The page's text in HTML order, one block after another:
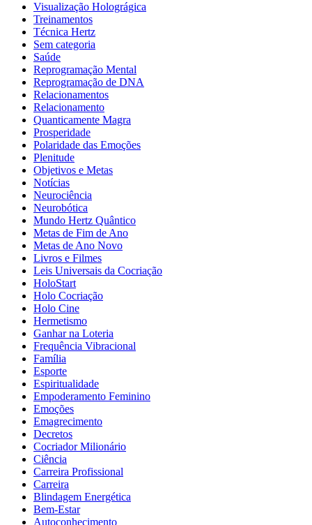
Visualização Holográgica
Treinamentos
Técnica Hertz
Sem categoria
Saúde
Reprogramação Mental
Reprogramação de DNA
Relacionamentos
Relacionamento
Quanticamente Magra
Prosperidade
Polaridade das Emoções
Plenitude
Objetivos e Metas
Notícias
Neurociência
Neurobótica
Mundo Hertz Quântico
Metas de Fim de Ano
Metas de Ano Novo
Livros e Filmes
Leis Universais da Cocriação
HoloStart
Holo Cocriação
Holo Cine
Hermetismo
Ganhar na Loteria
Frequência Vibracional
Família
Esporte
Espiritualidade
Empoderamento Feminino
Emoções
Emagrecimento
Decretos
Cocriador Milionário
Ciência
Carreira Profissional
Carreira
Blindagem Energética
Bem-Estar
Autoconhecimento